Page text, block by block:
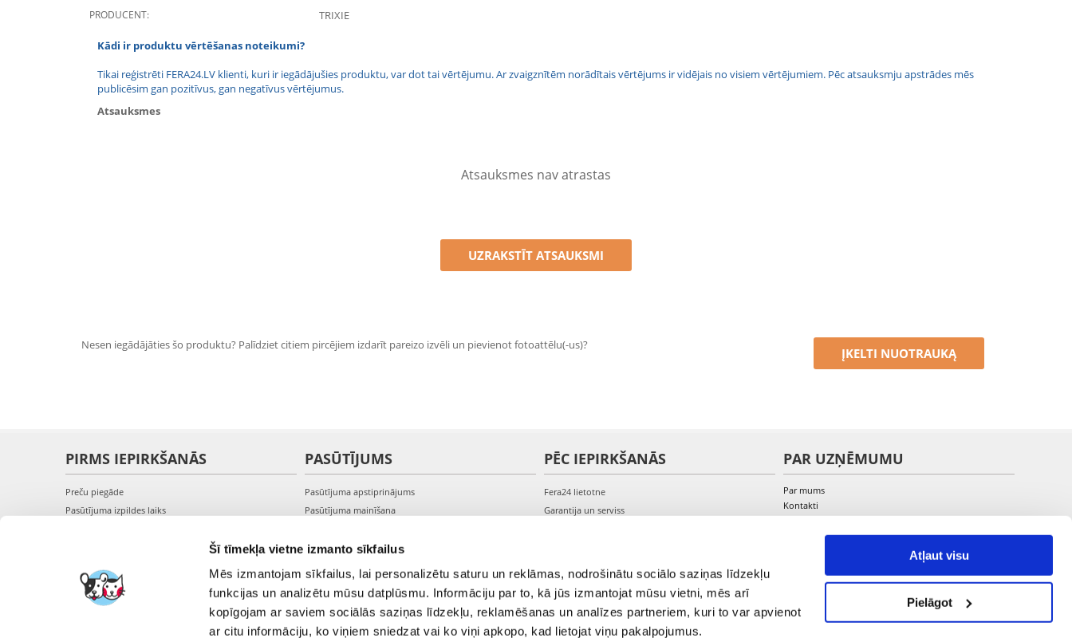
Šī tīmekļa vietne izmanto sīkfailus
Mēs izmantojam sīkfailus, lai personalizētu saturu un reklāmas, nodrošinātu sociālo saziņas līdzekļu
funkcijas un analizētu mūsu datplūsmu. Informāciju par to, kā jūs izmantojat mūsu vietni, mēs arī
kopīgojam ar saviem sociālās saziņas līdzekļu, reklamēšanas un analīzes partneriem, kuri to var apvienot
ar citu informāciju, ko viņiem sniedzat vai ko viņi apkopo, kad lietojat viņu pakalpojumus.
Atļaut visu
Pielāgot
PRODUCENT: TRIXIE
Kādi ir produktu vērtēšanas noteikumi?
Tikai reģistrēti FERA24.LV klienti, kuri ir iegādājušies produktu, var dot tai vērtējumu. Ar zvaigznītēm norādītais vērtējums ir vidējais no visiem vērtējumiem. Pēc atsauksmju apstrādes mēs
publicēsim gan pozitīvus, gan negatīvus vērtējumus.
Atsauksmes
Atsauksmes nav atrastas
UZRAKSTĪT ATSAUKSMI
Nesen iegādājāties šo produktu? Palīdziet citiem pircējiem izdarīt pareizo izvēli un pievienot fotoattēlu(-us)?
ĮKELTI NUOTRAUKĄ
PIRMS IEPIRKŠANĀS
Preču piegāde
Pasūtījuma izpildes laiks
Privātuma politika
PASŪTĪJUMS
Pasūtījuma apstiprinājums
Pasūtījuma mainīšana
Pieslēgšanās kontam
PĒC IEPIRKŠANĀS
Fera24 lietotne
Garantija un serviss
PAR UZŅĒMUMU
Par mums
Kontakti